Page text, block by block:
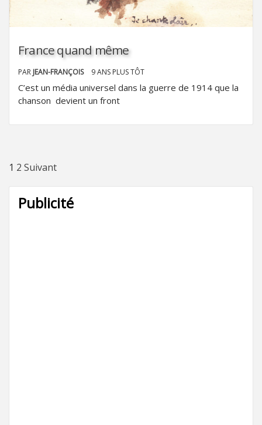
France quand même
PAR JEAN-FRANÇOIS 9 ANS PLUS TÔT
C’est un média universel dans la guerre de 1914 que la
chanson devient un front
Pagination
des
1 2 Suivant
Publicité